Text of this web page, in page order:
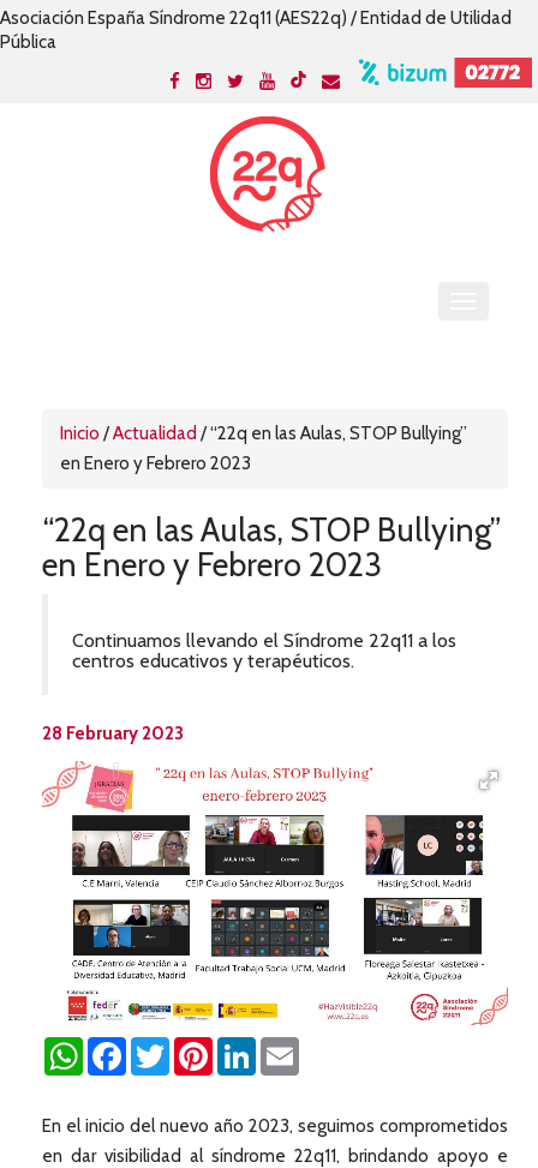
Asociación España Síndrome 22q11 (AES22q) / Entidad de Utilidad
Pública
Inicio /Actualidad /“22q en las Aulas, STOP Bullying”
en Enero y Febrero 2023
“22q en las Aulas, STOP Bullying”
en Enero y Febrero 2023
Continuamos llevando el Síndrome 22q11 a los
centros educativos y terapéuticos.
28 February 2023
WhatsAppFacebookTwitterPinterestLinkedIn
En el inicio del nuevo año 2023, seguimos comprometidos
en dar visibilidad al síndrome 22q11, brindando apoyo e